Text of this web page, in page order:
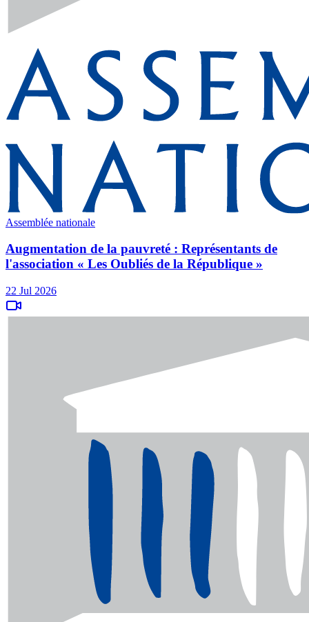
Assemblée nationale
Augmentation de la pauvreté : Représentants de
l'association « Les Oubliés de la République »
22 Jul 2026